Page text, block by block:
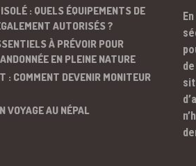
: QUELS ÉQUIPEMENTS DE
AUTORISÉS ?
À PRÉVOIR POUR
EN PLEINE NATURE
: COMMENT DEVENIR MONITEUR
VOYAGE AU NÉPAL